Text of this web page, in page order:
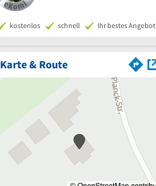
kostenlos schnell Ihr bestes Angebot
Karte & Route